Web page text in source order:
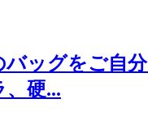
バッグをご自
、硬...